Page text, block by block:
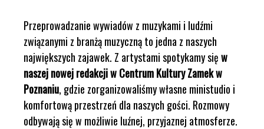
Przeprowadzanie wywiadów z muzykami i ludźmi
związanymi z branżą muzyczną to jedna z naszych
największych zajawek. Z artystami spotykamy sięw
naszej nowej redakcji w Centrum Kultury Zamek w
Poznaniu, gdzie zorganizowaliśmy własne ministudio i
komfortową przestrzeń dla naszych gości. Rozmowy
odbywają się w możliwie luźnej, przyjaznej atmosferze.